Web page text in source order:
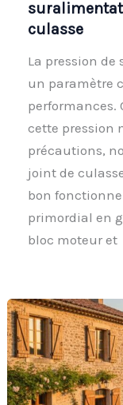
culasse
La pression
un paramètre
performances.
cette pression
précautions,
joint de
bon
primordial en
bloc moteur et